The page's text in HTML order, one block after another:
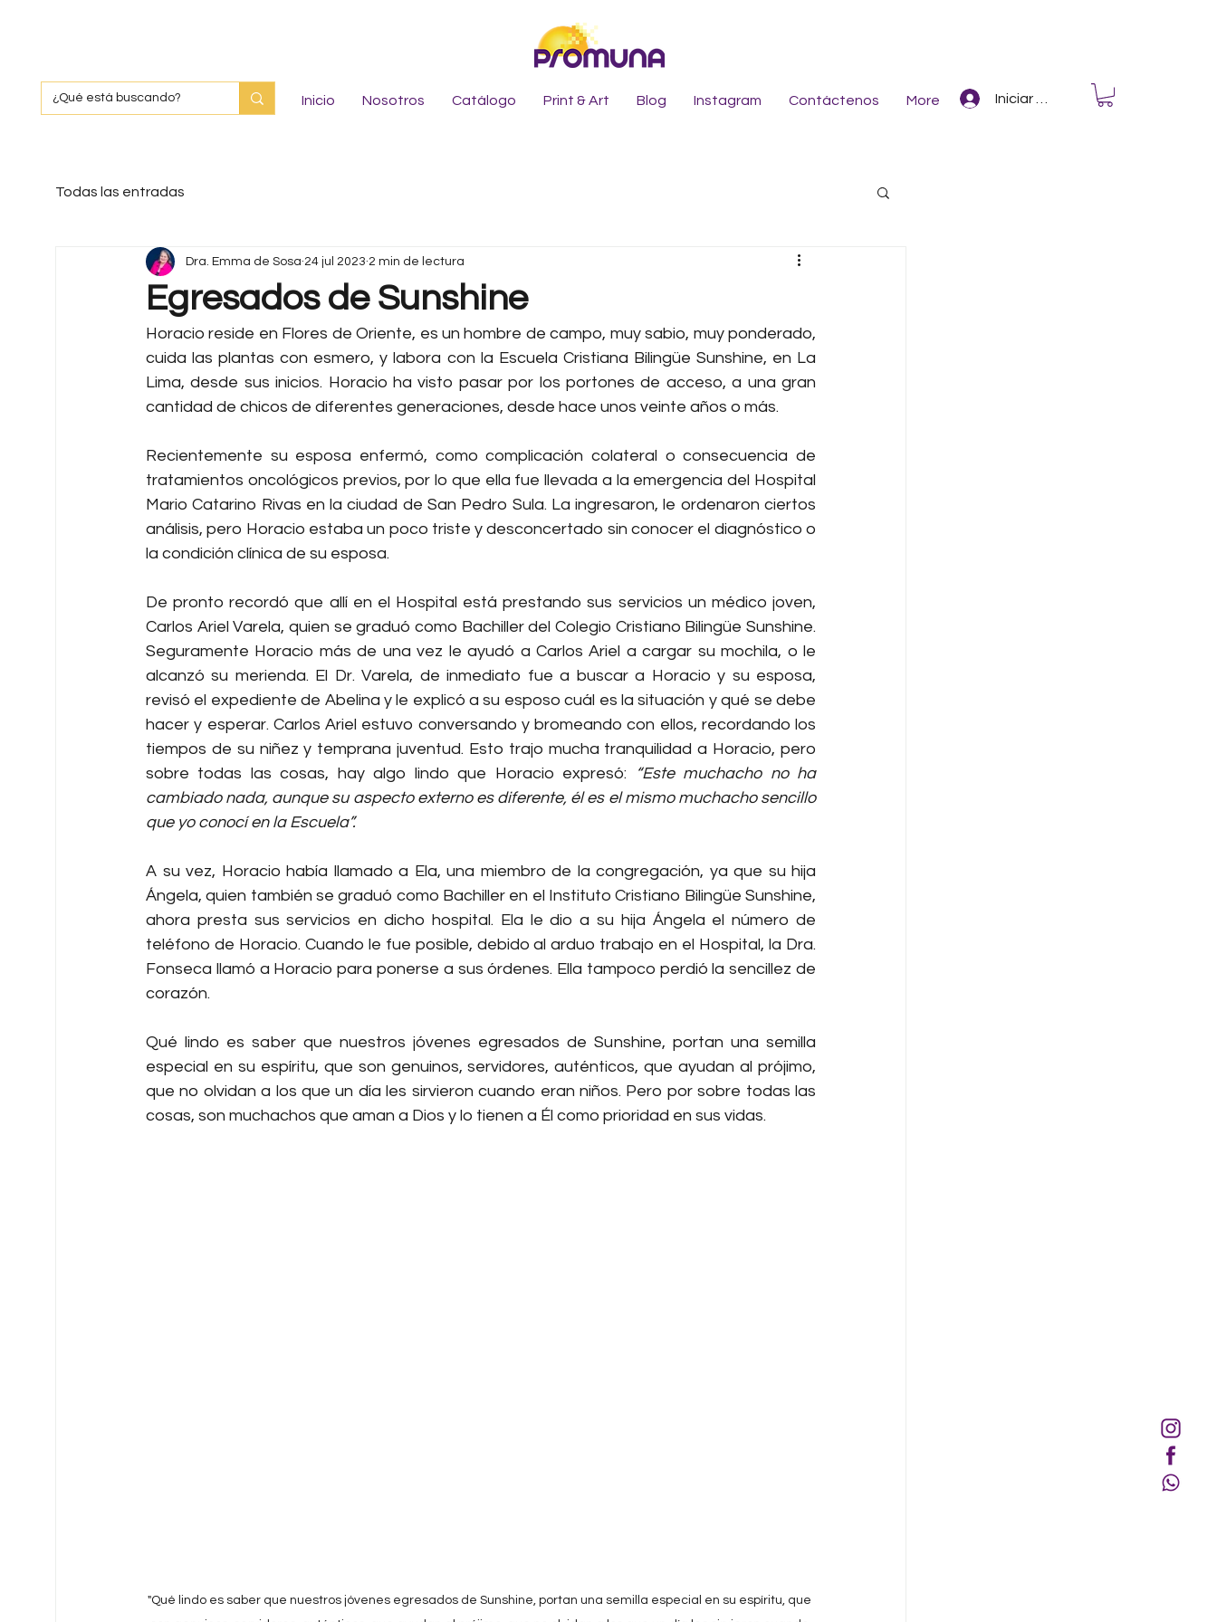
Inicio Nosotros Catálogo Print & Art Blog Instagram Contáctenos More Iniciar Sesión
Todas las entradas
Egresados de Sunshine
Dra. Emma de Sosa 24 jul 2023 2 min de lectura
Horacio reside en Flores de Oriente, es un hombre de campo, muy sabio, muy ponderado,
cuida las plantas con esmero, y labora con la Escuela Cristiana Bilingüe Sunshine, en La
Lima, desde sus inicios. Horacio ha visto pasar por los portones de acceso, a una gran
cantidad de chicos de diferentes generaciones, desde hace unos veinte años o más.
Recientemente su esposa enfermó, como complicación colateral o consecuencia de
tratamientos oncológicos previos, por lo que ella fue llevada a la emergencia del Hospital
Mario Catarino Rivas en la ciudad de San Pedro Sula. La ingresaron, le ordenaron ciertos
análisis, pero Horacio estaba un poco triste y desconcertado sin conocer el diagnóstico o
la condición clínica de su esposa.
De pronto recordó que allí en el Hospital está prestando sus servicios un médico joven,
Carlos Ariel Varela, quien se graduó como Bachiller del Colegio Cristiano Bilingüe Sunshine.
Seguramente Horacio más de una vez le ayudó a Carlos Ariel a cargar su mochila, o le
alcanzó su merienda. El Dr. Varela, de inmediato fue a buscar a Horacio y su esposa,
revisó el expediente de Abelina y le explicó a su esposo cuál es la situación y qué se debe
hacer y esperar. Carlos Ariel estuvo conversando y bromeando con ellos, recordando los
tiempos de su niñez y temprana juventud. Esto trajo mucha tranquilidad a Horacio, pero
sobre todas las cosas, hay algo lindo que Horacio expresó:
“Este muchacho no ha
cambiado nada, aunque su aspecto externo es diferente, él es el mismo muchacho sencillo
que yo conocí en la Escuela”.
A su vez, Horacio había llamado a Ela, una miembro de la congregación, ya que su hija
Ángela, quien también se graduó como Bachiller en el Instituto Cristiano Bilingüe Sunshine,
ahora presta sus servicios en dicho hospital. Ela le dio a su hija Ángela el número de
teléfono de Horacio. Cuando le fue posible, debido al arduo trabajo en el Hospital, la Dra.
Fonseca llamó a Horacio para ponerse a sus órdenes. Ella tampoco perdió la sencillez de
corazón.
Qué lindo es saber que nuestros jóvenes egresados de Sunshine, portan una semilla
especial en su espíritu, que son genuinos, servidores, auténticos, que ayudan al prójimo,
que no olvidan a los que un día les sirvieron cuando eran niños. Pero por sobre todas las
cosas, son muchachos que aman a Dios y lo tienen a Él como prioridad en sus vidas.
"Qué lindo es saber que nuestros jóvenes egresados de Sunshine, portan una semilla especial en su espíritu, que